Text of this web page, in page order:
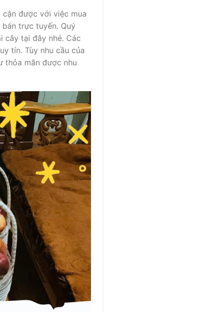
được với việc mua
trực tuyến. Quý
cây tại đây nhé. Các
tín. Tùy nhu cầu của
thỏa mãn được nhu